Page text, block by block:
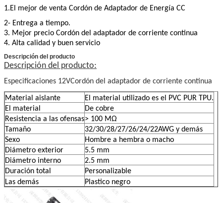
1.El mejor de venta Cordón de Adaptador de Energía CC
2- Entrega a tiempo.
3. Mejor precio Cordón del adaptador de corriente continua
4. Alta calidad y buen servicio
Descripción del producto
Descripción del producto:
Especificaciones 12VCordón del adaptador de corriente continua
Material aislante
El material utilizado es el PVC PUR TPU.
El material
De cobre
Resistencia a las ofensas> 100 MΩ
Tamaño
32/30/28/27/26/24/22AWG y demás
Sexo
Hombre a hembra o macho
Diámetro exterior
5.5 mm
Diámetro interno
2.5 mm
Duración total
Personalizable
Las demás
Plastico negro